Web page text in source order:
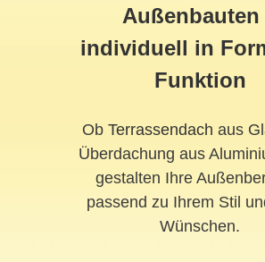
Außenbauten
individuell in
Funktion
Ob Terrassendach aus
Überdachung aus
gestalten Ihre
passend zu Ihrem Stil
Wünschen.